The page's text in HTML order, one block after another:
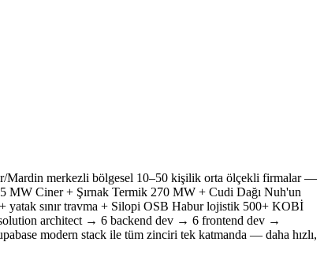
Mardin merkezli bölgesel 10–50 kişilik orta ölçekli firmalar —
MW Ciner + Şırnak Termik 270 MW + Cudi Dağı Nuh'un
yatak sınır travma + Silopi OSB Habur lojistik 500+ KOBİ
architect → 6 backend dev → 6 frontend dev →
modern stack ile tüm zinciri tek katmanda — daha hızlı,